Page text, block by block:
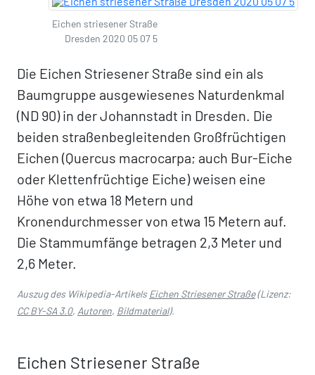
Eichen striesener Straße
Dresden 2020 05 07 5
Die Eichen Striesener Straße sind ein als
Baumgruppe ausgewiesenes Naturdenkmal
(ND 90) in der Johannstadt in Dresden. Die
beiden straßenbegleitenden Großfrüchtigen
Eichen (Quercus macrocarpa; auch Bur-Eiche
oder Klettenfrüchtige Eiche) weisen eine
Höhe von etwa 18 Metern und
Kronendurchmesser von etwa 15 Metern auf.
Die Stammumfänge betragen 2,3 Meter und
2,6 Meter.
Auszug des Wikipedia-ArtikelsEichen Striesener Straße(Lizenz:
CC BY-SA 3.0, Autoren, Bildmaterial).
Eichen Striesener Straße